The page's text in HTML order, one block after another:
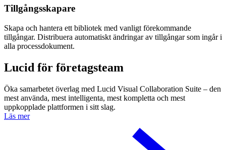
Tillgångsskapare
Skapa och hantera ett bibliotek med vanligt förekommande
tillgångar. Distribuera automatiskt ändringar av tillgångar som ingår i
alla processdokument.
Lucid för företagsteam
Öka samarbetet överlag med Lucid Visual Collaboration Suite – den
mest använda, mest intelligenta, mest kompletta och mest
uppkopplade plattformen i sitt slag.
Läs mer